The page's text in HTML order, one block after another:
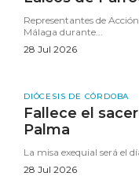
Representantes de
Málaga durante...
28 Jul 2026
DIÓCESIS DE CÓRDOBA
Fallece el
Palma
La misa exequial será el
28 Jul 2026